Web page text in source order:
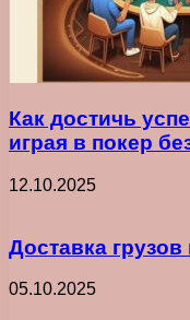
Как достичь
играя в покер
12.10.2025
Доставка
05.10.2025